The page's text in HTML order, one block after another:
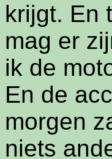
krijgt. En
mag er
ik de
En de
morgen
niets